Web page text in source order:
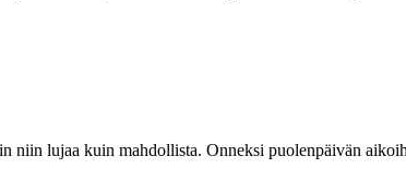
niin lujaa kuin mahdollista. Onneksi puolenpäivän